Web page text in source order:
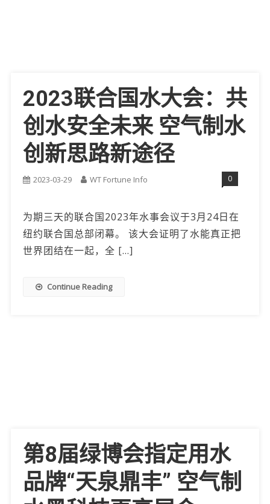
2023联合国水大会：共
创水安全未来 空气制水
创新思路新途径
2023-03-29 WT Fortune Info 0
为期三天的联合国2023年水事会议于3月24日在
纽约联合国总部闭幕。 该大会证明了水能真正把
世界团结在一起，全 […]
Continue Reading
第8届绿博会指定用水
品牌“天泉鼎丰” 空气制